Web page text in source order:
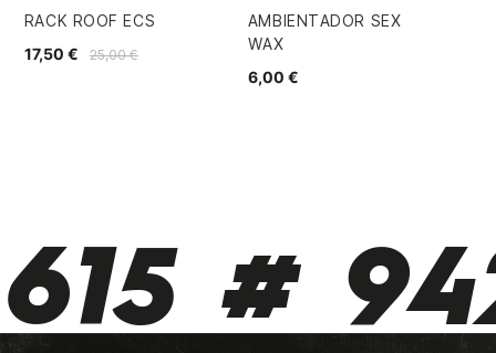
RACK ROOF ECS
25,00 €
17,50 €
AMBIENTADOR SEX
WAX
6,00 €
#